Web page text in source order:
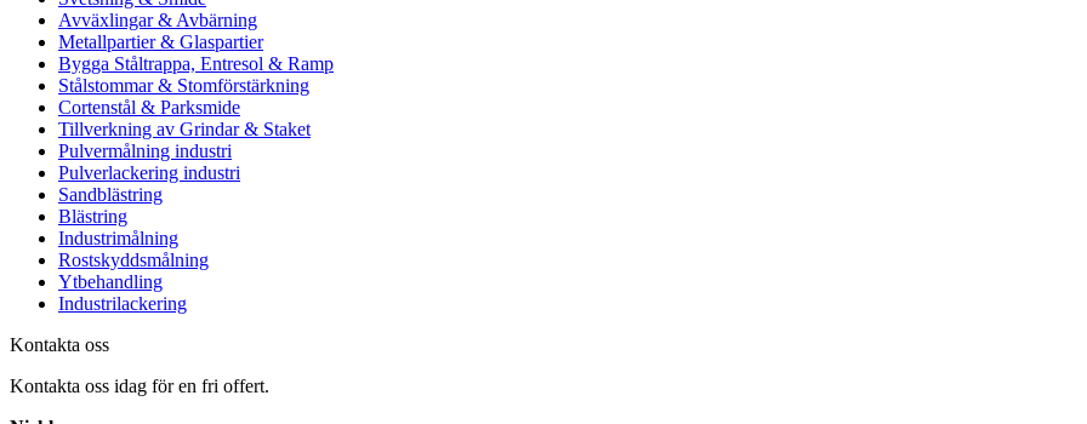
Avväxlingar & Avbärning
Metallpartier & Glaspartier
Bygga Ståltrappa, Entresol & Ramp
Stålstommar & Stomförstärkning
Cortenstål & Parksmide
Tillverkning av Grindar & Staket
Pulvermålning industri
Pulverlackering industri
Sandblästring
Blästring
Industrimålning
Rostskyddsmålning
Ytbehandling
Industrilackering
Kontakta oss
Kontakta oss idag för en fri offert.